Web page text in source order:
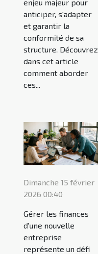
enjeu majeur pour
anticiper, s'adapter
et garantir la
conformité de sa
structure. Découvrez
dans cet article
comment aborder
ces...
Dimanche 15 février
2026 00:40
Gérer les finances
d’une nouvelle
entreprise
représente un défi